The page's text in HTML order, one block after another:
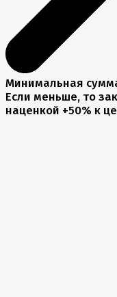
Минимальная
Если меньше, то
наценкой +50% к